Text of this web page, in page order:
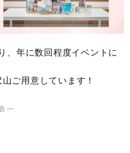
、年に数回程度イベントに
ご用意しています！
―